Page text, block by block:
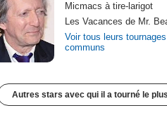
Micmacs à tire-larigot
Les Vacances de Mr.
Voir tous leurs tournages
communs
Autres stars avec qui il a tourné le plus